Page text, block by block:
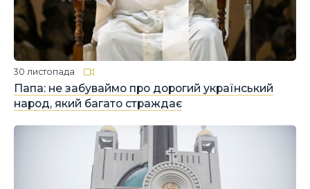
Папа: не забуваймо про дорогий український
народ, який багато страждає
30 листопада